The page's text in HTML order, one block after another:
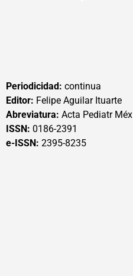
Periodicidad: continua
Editor: Felipe Aguilar Ituarte
Abreviatura: Acta Pediatr Méx
ISSN: 0186-2391
e-ISSN: 2395-8235